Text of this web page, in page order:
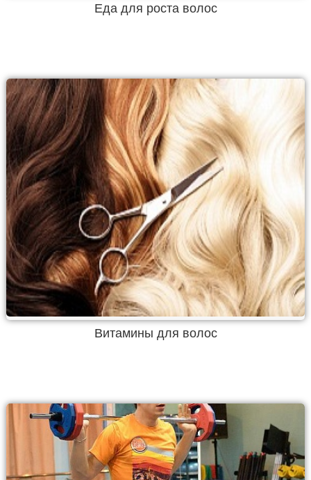
Еда для роста волос
Витамины для волос